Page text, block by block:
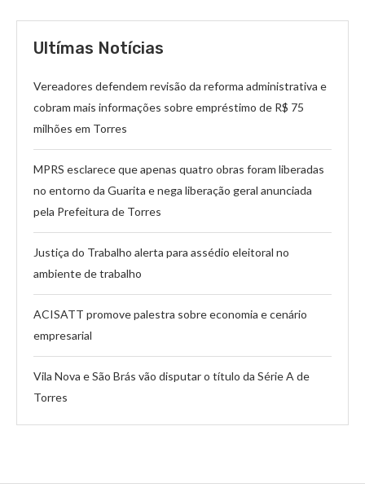
Ultímas Notícias
Vereadores defendem revisão da reforma administrativa e
cobram mais informações sobre empréstimo de R$ 75
milhões em Torres
MPRS esclarece que apenas quatro obras foram liberadas
no entorno da Guarita e nega liberação geral anunciada
pela Prefeitura de Torres
Justiça do Trabalho alerta para assédio eleitoral no
ambiente de trabalho
ACISATT promove palestra sobre economia e cenário
empresarial
Vila Nova e São Brás vão disputar o título da Série A de
Torres